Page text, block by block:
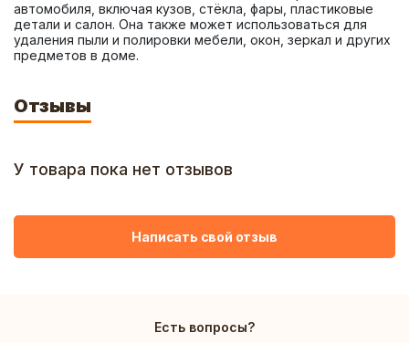
автомобиля, включая кузов, стёкла, фары, пластиковые
детали и салон. Она также может использоваться для
удаления пыли и полировки мебели, окон, зеркал и других
предметов в доме.
Отзывы
У товара пока нет отзывов
Написать свой отзыв
Есть вопросы?